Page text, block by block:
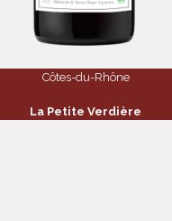
Côtes-du-Rhône
La Petite Verdière